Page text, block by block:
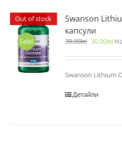
Out of stock
Sale!
Swanson
капсули
39.00lei 30.00lei
Swanson Lithium
Детайли